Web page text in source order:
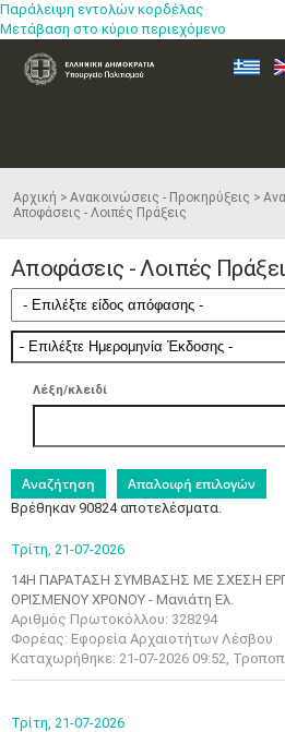
Παράλειψη εντολών κορδέλας
Μετάβαση στο κύριο περιεχόμενο
ελ
Αρχική Ανακοινώσεις - Προκηρύξεις
Αποφάσεις - Λοιπές Πράξεις
Αποφάσεις - Λοιπές
Λέξη/κλειδί
Βρέθηκαν 90824 αποτελέσματα.
Τρίτη, 21-07-2026
14Η ΠΑΡΑΤΑΣΗ ΣΥΜΒΑΣΗΣ ΜΕ ΣΧΕΣΗ
ΟΡΙΣΜΕΝΟΥ ΧΡΟΝΟΥ - Μανιάτη Ελ.
Αριθμός Πρωτοκόλλου: 328294
Φορέας: Εφορεία Αρχαιοτήτων Λέσβου
Καταχωρήθηκε: 21-07-2026 09:52,
Τρίτη, 21-07-2026